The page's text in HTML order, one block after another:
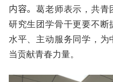
内容。葛老师表示，共青
研究生团学骨干更要不
水平、主动服务同学，为
当贡献青春力量。